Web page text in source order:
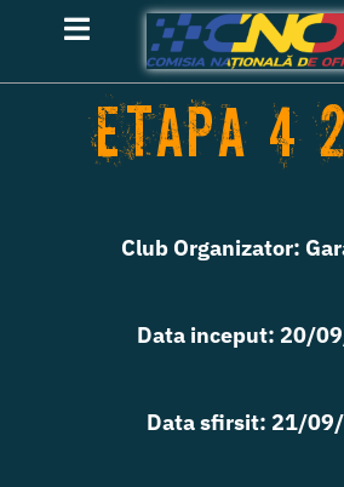
Toggle
Navigation
HOME
Etapa 4
Club Organizator:
Data inceput: 20/
Data sfirsit: 21/